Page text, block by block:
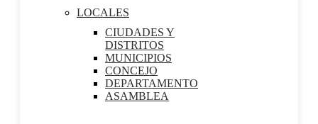
LOCALES
CIUDADES Y
DISTRITOS
MUNICIPIOS
CONCEJO
DEPARTAMENTO
ASAMBLEA